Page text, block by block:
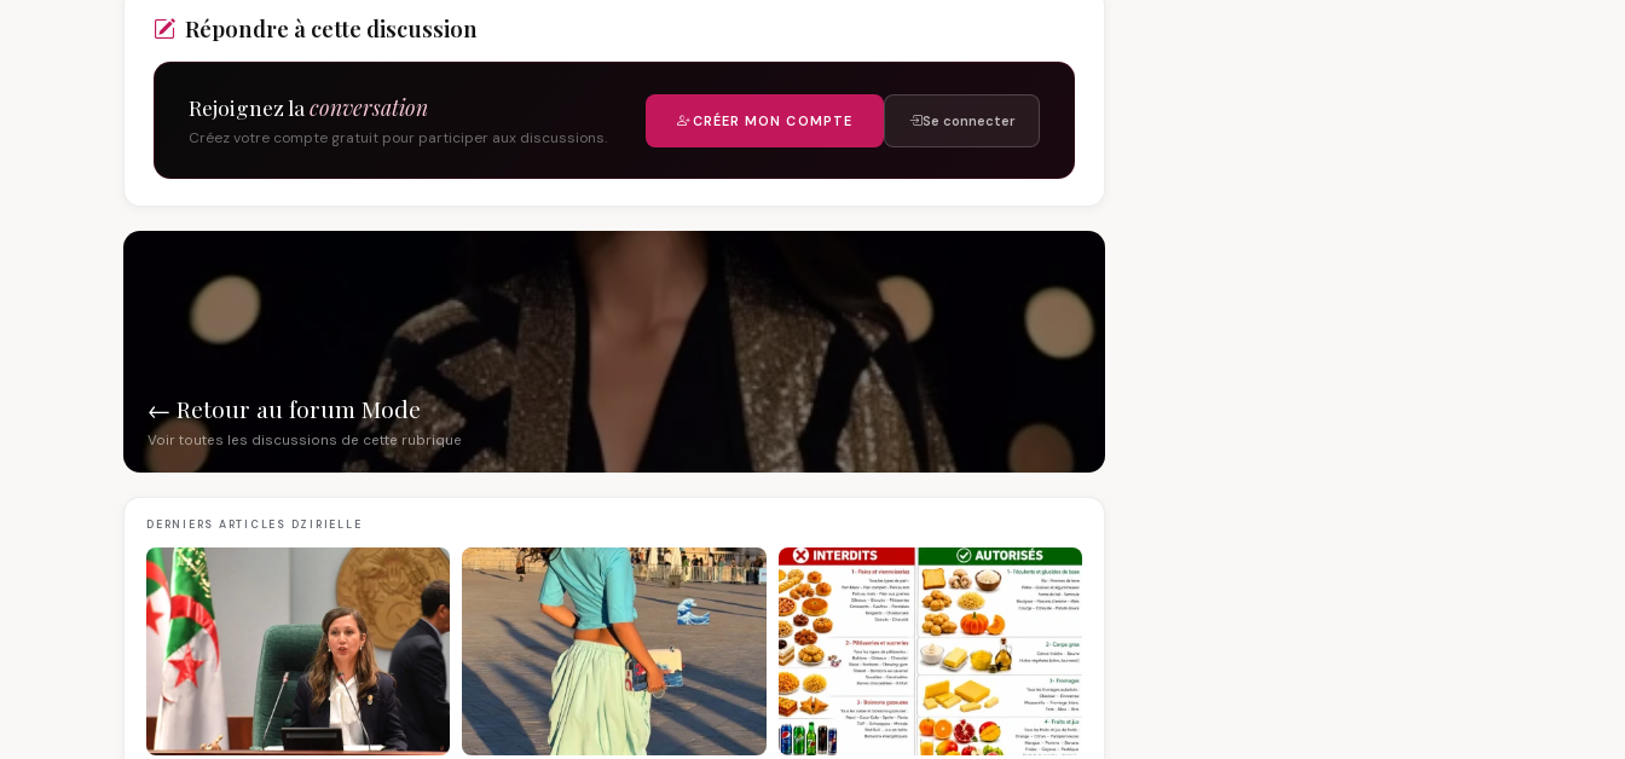
Répondre à cette discussion
Rejoignez la conversation
Créez votre compte gratuit pour participer aux discussions.
CRÉER MON COMPTE Se connecter
← Retour au forum Mode
Voir toutes les discussions de cette rubrique
DERNIERS ARTICLES DZIRIELLE